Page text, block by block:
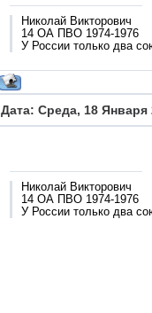
Николай Викторович
14 ОА ПВО 1974-1976
У России только два
Дата: Среда, 18
Николай Викторович
14 ОА ПВО 1974-1976
У России только два